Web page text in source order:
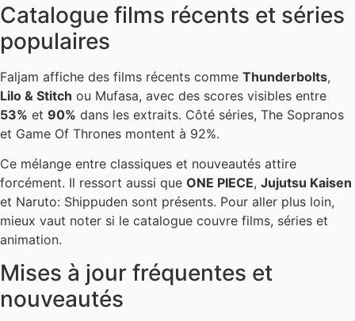
Catalogue films récents et séries
populaires
Faljam affiche des films récents comme Thunderbolts,
Lilo & Stitch ou Mufasa, avec des scores visibles entre
53% et 90% dans les extraits. Côté séries, The Sopranos
et Game Of Thrones montent à 92%.
Ce mélange entre classiques et nouveautés attire
forcément. Il ressort aussi que ONE PIECE, Jujutsu Kaisen
et Naruto: Shippuden sont présents. Pour aller plus loin,
mieux vaut noter si le catalogue couvre films, séries et
animation.
Mises à jour fréquentes et
nouveautés